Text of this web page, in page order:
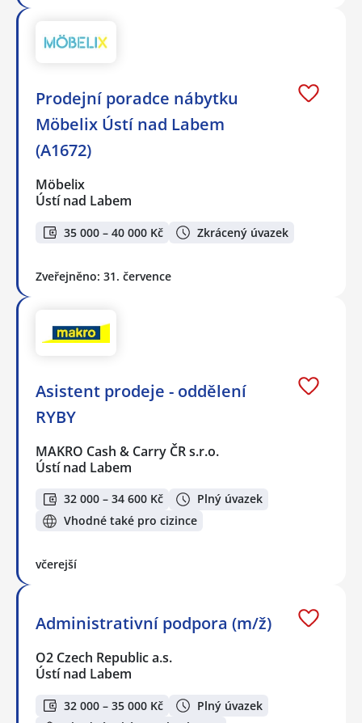
Prodejní poradce nábytku
Möbelix Ústí nad Labem
(A1672)
Möbelix
Ústí nad Labem
35 000 – 40 000 Kč Zkrácený úvazek
Zveřejněno: 31. července
Asistent prodeje - oddělení
RYBY
MAKRO Cash & Carry ČR s.r.o.
Ústí nad Labem
32 000 – 34 600 Kč
Plný úvazek
Vhodné také pro cizince
včerejší
Administrativní podpora (m/ž)
O2 Czech Republic a.s.
Ústí nad Labem
32 000 – 35 000 Kč
Plný úvazek